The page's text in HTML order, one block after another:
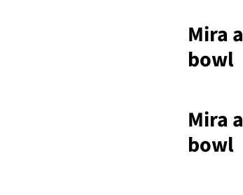
Mira
bowl
Mira
bowl